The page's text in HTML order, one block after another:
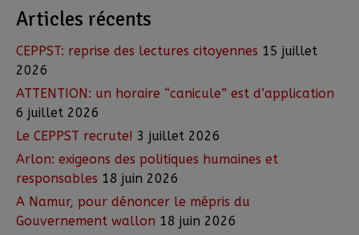
Articles récents
CEPPST: reprise des lectures citoyennes 15 juillet
2026
ATTENTION: un horaire “canicule” est d’application
6 juillet 2026
Le CEPPST recrute! 3 juillet 2026
Arlon: exigeons des politiques humaines et
responsables 18 juin 2026
A Namur, pour dénoncer le mépris du
Gouvernement wallon 18 juin 2026